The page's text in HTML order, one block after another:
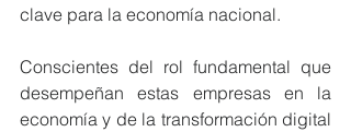
clave para la economía nacional.
Conscientes del rol fundamental que
desempeñan estas empresas en la
economía y de la transformación digital